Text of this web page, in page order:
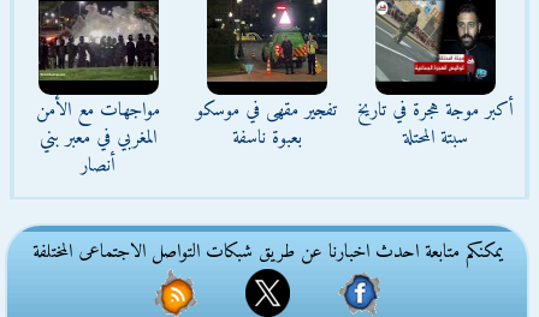
أكبر موجة هجرة في تاريخ
سبتة المحتلة
تفجير مقهى في موسكو
بعبوة ناسفة
مواجهات مع الأمن
المغربي في معبر بني
أنصار
يمكنكم متابعة احدث اخبارنا عن طريق شبكات التواصل الاجتماعى المختلفة